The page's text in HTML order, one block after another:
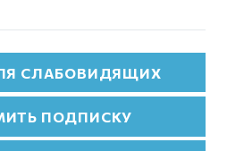
СЛАБОВИДЯЩИХ
ПОДПИСКУ